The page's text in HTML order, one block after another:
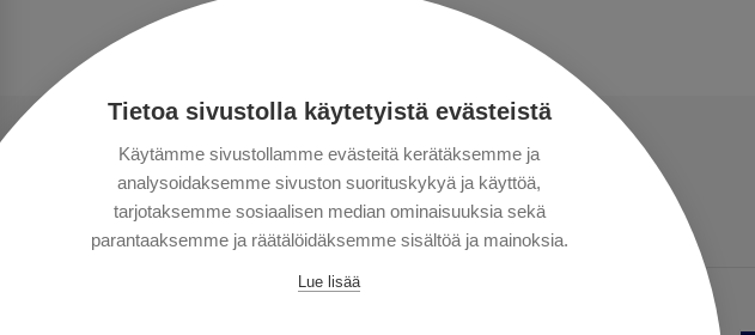
Tietoa sivustolla käytetyistä evästeistä
Käytämme sivustollamme evästeitä kerätäksemme ja
analysoidaksemme sivuston suorituskykyä ja käyttöä,
tarjotaksemme sosiaalisen median ominaisuuksia sekä
parantaaksemme ja räätälöidäksemme sisältöä ja mainoksia.
Lue lisää